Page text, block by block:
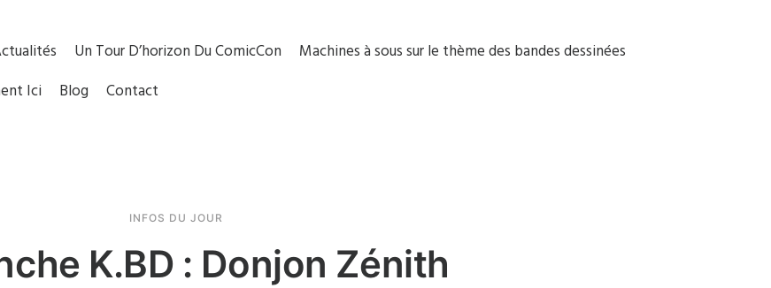
Un Tour D’horizon Du ComicCon
Machines à sous sur le thème des bandes dessinées
Ici
Blog Contact
INFOS DU JOUR
K.BD : Donjon Zénith